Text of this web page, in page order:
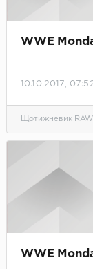
WWE
10.10.2017,
Щотижневик RAW
WWE